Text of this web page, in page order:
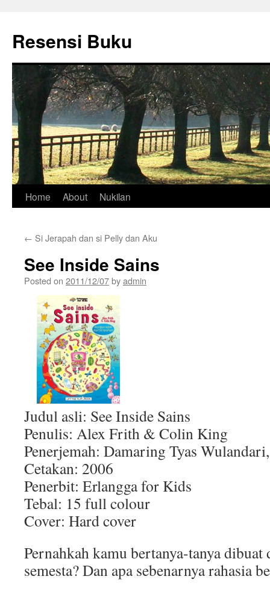
content
Resensi Buku
Home About Nukilan
← Si Jerapah dan si Pelly dan Aku
See Inside Sains
Posted on 2011/12/07byadmin
Judul asli: See Inside Sains
Penulis: Alex Frith & Colin King
Penerjemah: Damaring Tyas
Cetakan: 2006
Penerbit: Erlangga for Kids
Tebal: 15 full colour
Cover: Hard cover
Pernahkah kamu bertanya-tanya dibuat
semesta? Dan apa sebenarnya rahasia